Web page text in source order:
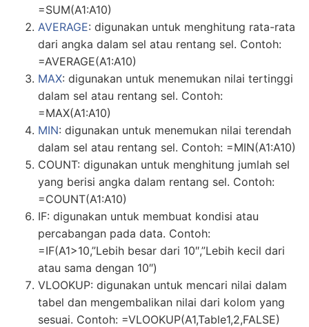
=SUM(A1:A10)
AVERAGE: digunakan untuk menghitung rata-rata
dari angka dalam sel atau rentang sel. Contoh:
=AVERAGE(A1:A10)
MAX: digunakan untuk menemukan nilai tertinggi
dalam sel atau rentang sel. Contoh:
=MAX(A1:A10)
MIN: digunakan untuk menemukan nilai terendah
dalam sel atau rentang sel. Contoh: =MIN(A1:A10)
COUNT: digunakan untuk menghitung jumlah sel
yang berisi angka dalam rentang sel. Contoh:
=COUNT(A1:A10)
IF: digunakan untuk membuat kondisi atau
percabangan pada data. Contoh:
=IF(A1>10,”Lebih besar dari 10″,”Lebih kecil dari
atau sama dengan 10″)
VLOOKUP: digunakan untuk mencari nilai dalam
tabel dan mengembalikan nilai dari kolom yang
sesuai. Contoh: =VLOOKUP(A1,Table1,2,FALSE)